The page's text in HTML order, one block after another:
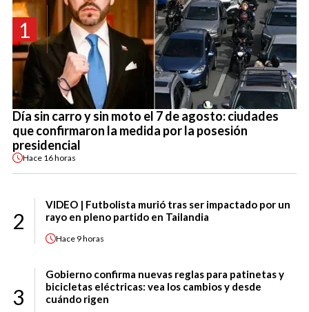
1
Día sin carro y sin moto el 7 de agosto: ciudades
que confirmaron la medida por la posesión
presidencial
Hace 16 horas
2
VIDEO | Futbolista murió tras ser impactado por un
rayo en pleno partido en Tailandia
Hace 9 horas
3
Gobierno confirma nuevas reglas para patinetas y
bicicletas eléctricas: vea los cambios y desde
cuándo rigen